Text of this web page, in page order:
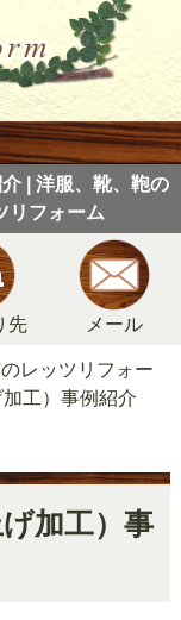
| 洋服、靴、鞄の
リフォーム
先 メール
レッツリフォー
工）事例紹介
加工）事